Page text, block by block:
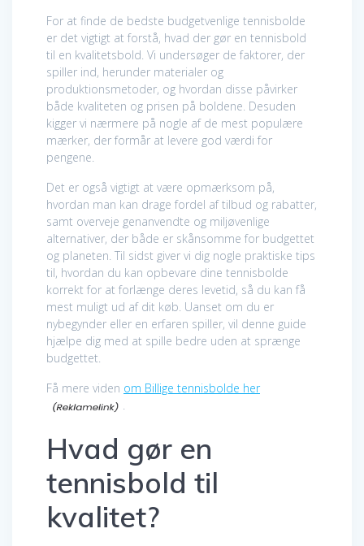
For at finde de bedste budgetvenlige tennisbolde
er det vigtigt at forstå, hvad der gør en tennisbold
til en kvalitetsbold. Vi undersøger de faktorer, der
spiller ind, herunder materialer og
produktionsmetoder, og hvordan disse påvirker
både kvaliteten og prisen på boldene. Desuden
kigger vi nærmere på nogle af de mest populære
mærker, der formår at levere god værdi for
pengene.
Det er også vigtigt at være opmærksom på,
hvordan man kan drage fordel af tilbud og rabatter,
samt overveje genanvendte og miljøvenlige
alternativer, der både er skånsomme for budgettet
og planeten. Til sidst giver vi dig nogle praktiske tips
til, hvordan du kan opbevare dine tennisbolde
korrekt for at forlænge deres levetid, så du kan få
mest muligt ud af dit køb. Uanset om du er
nybegynder eller en erfaren spiller, vil denne guide
hjælpe dig med at spille bedre uden at sprænge
budgettet.
Få mere viden om Billige tennisbolde her
.
Hvad gør en
tennisbold til
kvalitet?